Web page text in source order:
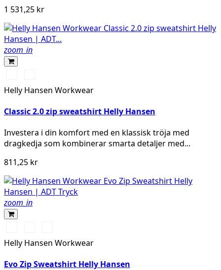
1 531,25 kr
zoom_in
BLACKNAVY
Helly Hansen Workwear
Classic 2.0 zip sweatshirt Helly Hansen
Investera i din komfort med en klassisk tröja med
dragkedja som kombinerar smarta detaljer med...
811,25 kr
zoom_in
NAVYBLACK GREY
MELANGE
Helly Hansen Workwear
Evo Zip Sweatshirt Helly Hansen